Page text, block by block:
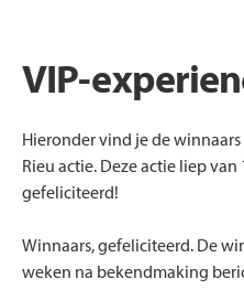
VIP-
Hieronder vind je de
Rieu actie. Deze actie liep
gefeliciteerd!
Winnaars, gefeliciteerd. De
weken na bekendmaking